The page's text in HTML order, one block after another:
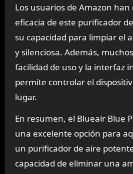
Los usuarios de Amazon han
eficacia de este purificador
su capacidad para limpiar el
y silenciosa. Además,
facilidad de uso y la interfaz
permite controlar el
lugar.
En resumen, el Blueair Blue
una excelente opción para
un purificador de aire
capacidad de eliminar una